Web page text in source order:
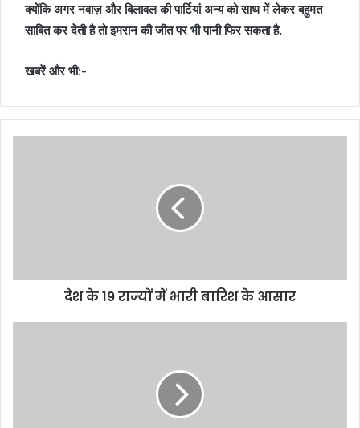
क्योंकि अगर नवाज़ और बिलावल की पार्टियां अन्य को साथ में लेकर बहुमत
साबित कर देती है तो इमरान की जीत पर भी पानी फिर सकता है.
खबरें और भी:-
देश के 19 राज्यों में भारी बारिश के आसार